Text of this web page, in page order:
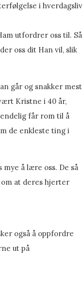
i hverdagsliv
utfordrer oss til. Så
oss dit Han vil, slik
går og snakker mest
Kristne i 40 år,
får rom til å
de enkleste ting i
å lære oss. De så
at deres hjerter
også å oppfordre
ut på